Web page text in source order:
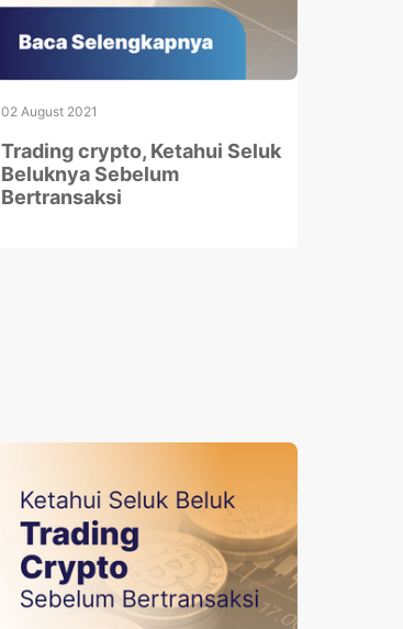
02 August 2021
Trading crypto, Ketahui Seluk
Beluknya Sebelum
Bertransaksi